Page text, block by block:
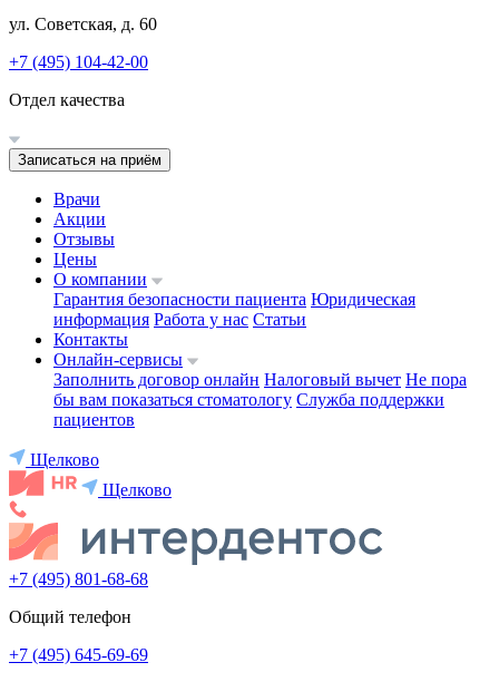
ул. Советская, д. 60
+7 (495) 104-42-00
Отдел качества
Записаться на приём
Врачи
Акции
Отзывы
Цены
О компании
Гарантия безопасности пациента Юридическая
информация Работа у нас Статьи
Контакты
Онлайн-сервисы
Заполнить договор онлайн Налоговый вычет Не пора
бы вам показаться стоматологу Служба поддержки
пациентов
Щелково
Щелково
+7 (495) 801-68-68
Общий телефон
+7 (495) 645-69-69